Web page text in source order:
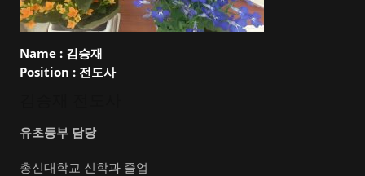
Name : 김승재
Position : 전도사
유초등부 담당
총신대학교 신학과 졸업